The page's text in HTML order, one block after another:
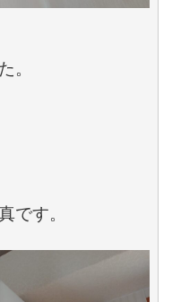
。
です。